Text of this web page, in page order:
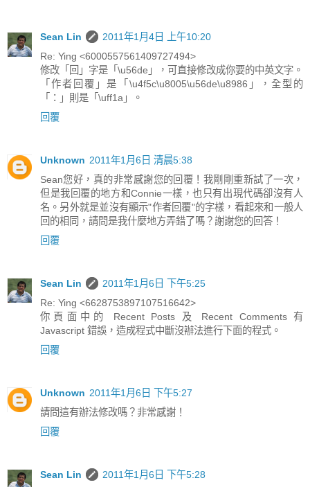
Sean Lin
2011年1月4日 上午10:20
Re: Ying <6000557561409727494>
修改「回」字是「\u56de」，可直接修改成你要的中英文字。
「作者回覆」是「\u4f5c\u8005\u56de\u8986」，全型的
「：」則是「\uff1a」。
回覆
Unknown 2011年1月6日 清晨5:38
Sean您好，真的非常感謝您的回覆！我剛剛重新試了一次，
但是我回覆的地方和Connie一樣，也只有出現代碼卻沒有人
名。另外就是並沒有顯示"作者回覆"的字樣，看起來和一般人
回的相同，請問是我什麼地方弄錯了嗎？謝謝您的回答！
回覆
Sean Lin
2011年1月6日 下午5:25
Re: Ying <6628753897107516642>
你頁面中的 Recent Posts 及 Recent Comments 有
Javascript 錯誤，造成程式中斷沒辦法進行下面的程式。
回覆
Unknown 2011年1月6日 下午5:27
請問這有辦法修改嗎？非常感謝！
回覆
Sean Lin
2011年1月6日 下午5:28